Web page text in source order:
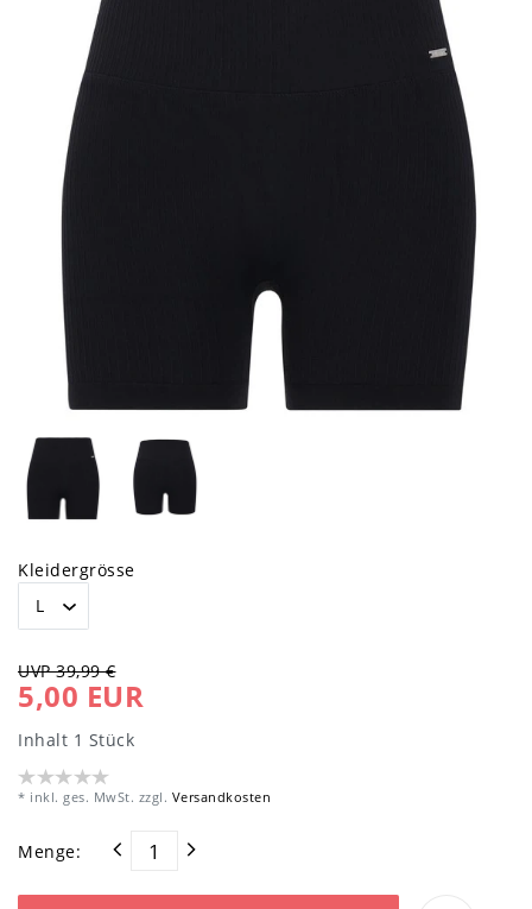
Kleidergrösse
UVP 39,99 €
5,00 EUR
Inhalt 1 Stück
* inkl. ges. MwSt. zzgl. Versandkosten
Menge: